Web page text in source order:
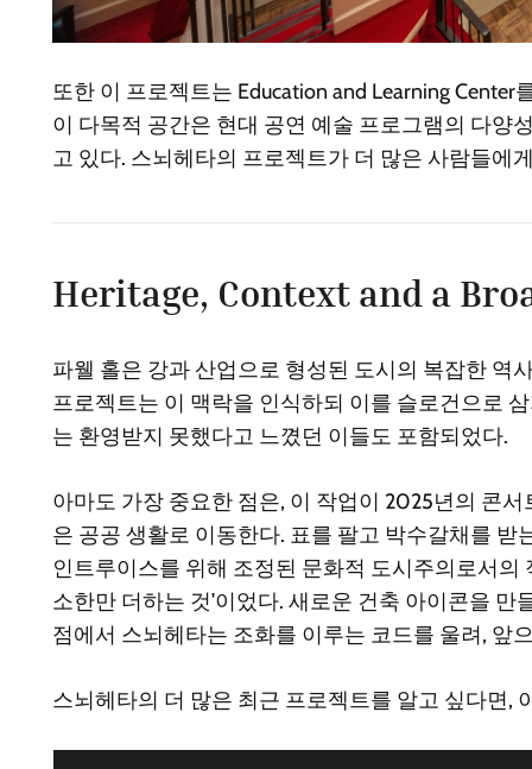
또한 이 프로젝트는 Education and Learning
이 다목적 공간은 현대 공연 예술 프로그램의 다양
고 있다. 스뇌헤타의 프로젝트가 더 많은 사람들에
Heritage, Context and a
파웰 홀은 강과 산업으로 형성된 도시의 복잡한 역
프로젝트는 이 맥락을 인식하되 이를 슬로건으로
는 환영받지 못했다고 느꼈던 이들도 포함되었다.
아마도 가장 중요한 점은, 이 작업이 2025년의 콘
은 공공 생활로 이동한다. 표를 팔고 박수갈채를
인트루이스를 위해 조정된 문화적 도시주의로서
소한만 더하는 것’이었다. 새로운 건축 아이콘을
점에서 스뇌헤타는 조화를 이루는 코드를 울려, 앞
스뇌헤타의 더 많은 최근 프로젝트를 알고 싶다면,